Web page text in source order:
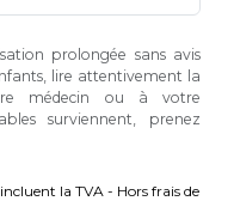
prolongée sans avis
lire attentivement la
médecin ou à votre
surviennent, prenez
la TVA - Hors frais de